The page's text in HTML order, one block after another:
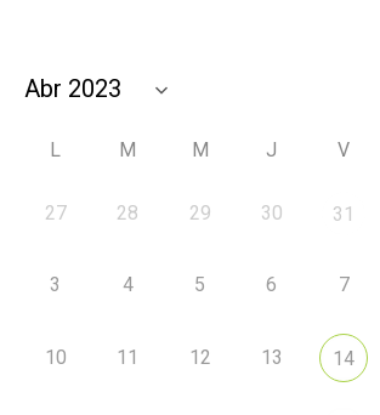
L M M J V
27 28 29 30 31
3 4 5 6 7
10 11 12 13 14